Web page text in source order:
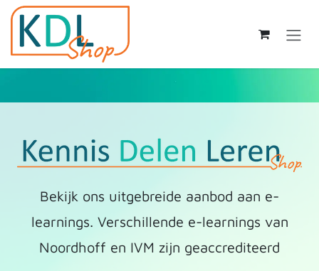
Skip to Content
Bekijk ons uitgebreide aanbod aan e-
learnings. Verschillende e-learnings van
Noordhoff en IVM zijn geaccrediteerd